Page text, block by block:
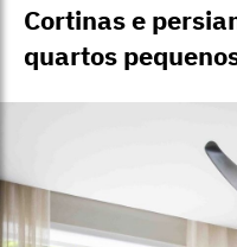
Cortinas e
quartos